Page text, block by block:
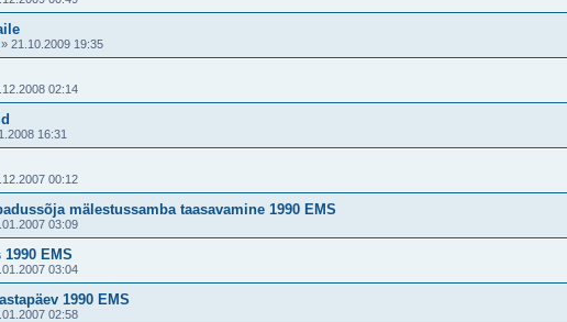
» 21.10.2009 19:35
02:14
16:31
00:12
mälestussamba taasavamine 1990 EMS
03:09
EMS
03:04
1990 EMS
02:58